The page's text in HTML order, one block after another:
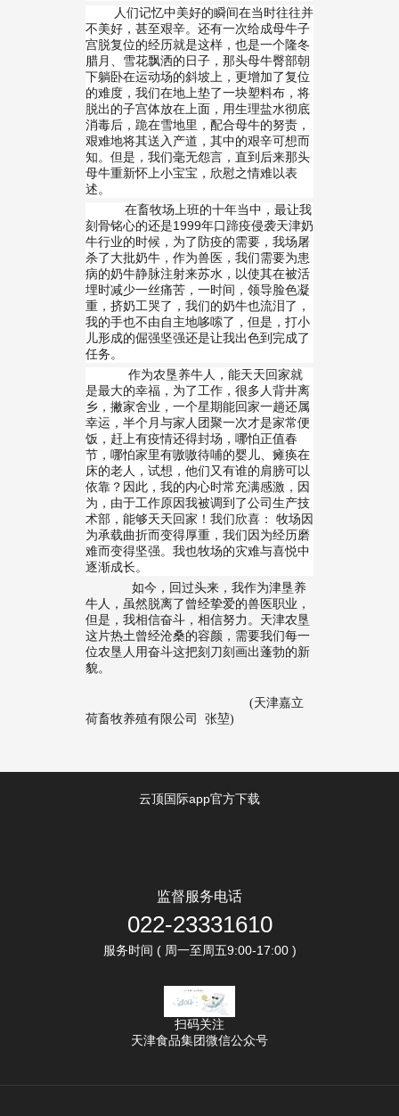
人们记忆中美好的瞬间在当时往往并
不美好，甚至艰辛。还有一次给成母牛子
宫脱复位的经历就是这样，也是一个隆冬
腊月、雪花飘洒的日子，那头母牛臀部朝
下躺卧在运动场的斜坡上，更增加了复位
的难度，我们在地上垫了一块塑料布，将
脱出的子宫体放在上面，用生理盐水彻底
消毒后，跪在雪地里，配合母牛的努责，
艰难地将其送入产道，其中的艰辛可想而
知。但是，我们毫无怨言，直到后来那头
母牛重新怀上小宝宝，欣慰之情难以表
述。
在畜牧场上班的十年当中，最让我
刻骨铭心的还是1999年口蹄疫侵袭天津奶
牛行业的时候，为了防疫的需要，我场屠
杀了大批奶牛，作为兽医，我们需要为患
病的奶牛静脉注射来苏水，以使其在被活
埋时减少一丝痛苦，一时间，领导脸色凝
重，挤奶工哭了，我们的奶牛也流泪了，
我的手也不由自主地哆嗦了，但是，打小
儿形成的倔强坚强还是让我出色到完成了
任务。
作为农垦养牛人，能天天回家就
是最大的幸福，为了工作，很多人背井离
乡，撇家舍业，一个星期能回家一趟还属
幸运，半个月与家人团聚一次才是家常便
饭，赶上有疫情还得封场，哪怕正值春
节，哪怕家里有嗷嗷待哺的婴儿、瘫痪在
床的老人，试想，他们又有谁的肩膀可以
依靠？因此，我的内心时常充满感激，因
为，由于工作原因我被调到了公司生产技
术部，能够天天回家！我们欣喜： 牧场因
为承载曲折而变得厚重，我们因为经历磨
难而变得坚强。我也牧场的灾难与喜悦中
逐渐成长。
如今，回过头来，我作为津垦养
牛人，虽然脱离了曾经挚爱的兽医职业，
但是，我相信奋斗，相信努力。天津农垦
这片热土曾经沧桑的容颜，需要我们每一
位农垦人用奋斗这把刻刀刻画出蓬勃的新
貌。
(天津嘉立
荷畜牧养殖有限公司
张堃)
云顶国际app官方下载
监督服务电话
022-23331610
服务时间 ( 周一至周五9:00-17:00 )
扫码关注
天津食品集团微信公众号